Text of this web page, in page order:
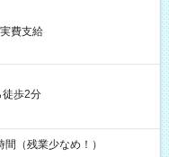
費支給
徒歩2分
（残業少なめ！）